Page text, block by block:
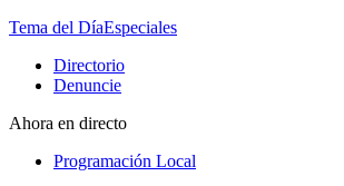
Tema del DíaEspeciales
Directorio
Denuncie
Ahora en directo
Programación Local